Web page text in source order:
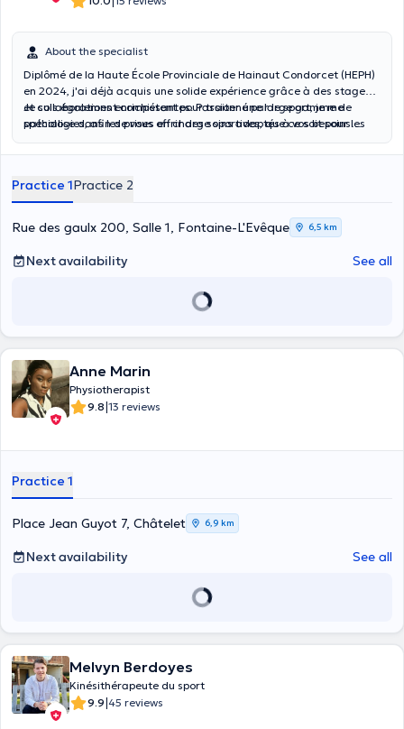
About the specialist
Diplômé de la Haute École Provinciale de Hainaut Condorcet (HEPH)
en 2024, j'ai déjà acquis une solide expérience grâce à des stages
et collaborations enrichissantes. Passionné par le sport, je me
spécialise dans les prises en charge sportives, que ce soit pour les
Je suis également compétent pour traiter une large gamme de
pathologies, afin de vous offrir des soins adaptés à vos besoins
professionnelle, je m'engage à vous accompagner sur le chemin de
Practice 1Practice 2
Rue des gaulx 200, Salle 1, Fontaine-L'Evêque 6,5 km
Next availability See all
Anne Marin
Physiotherapist
9.8|13 reviews
Practice 1
Place Jean Guyot 7, Châtelet 6,9 km
Next availability See all
Melvyn Berdoyes
Kinésithérapeute du sport
9.9|45 reviews